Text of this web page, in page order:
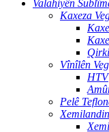
Valahiyên
Kaxeza
Vînîlên
HTV
Pelê